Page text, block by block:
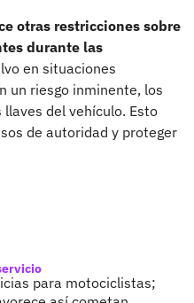
otras restricciones sobre
durante las
en situaciones
un riesgo inminente, los
del vehículo. Esto
de autoridad y proteger
para motociclistas;